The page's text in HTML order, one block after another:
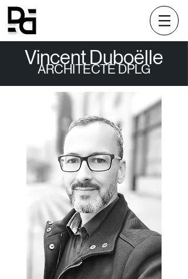
Vincent Duboëlle
ARCHITECTE DPLG